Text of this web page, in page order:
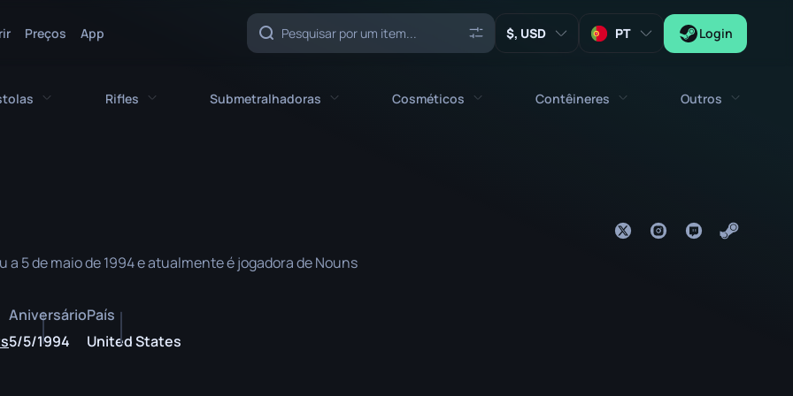
Preços App , USD PT Login
Berettas Duplas
Five-SeveN
Glock-18
Rifles
AWP
G3SG1
Submetralhadoras
MP7
Cosméticos Contêineres
Caixotes
Outros
Ferramentas
a 5 de maio de 1994 e atualmente é jogadora de Nouns
Aniversário
5/5/1994
País
United States